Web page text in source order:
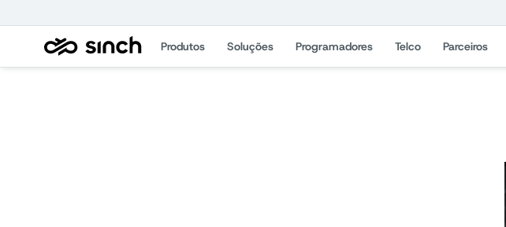
Produtos Soluções Programadores Telco Parceiros